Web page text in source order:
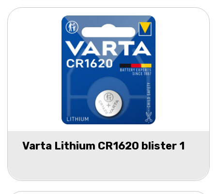
Varta Lithium CR1620 blister 1